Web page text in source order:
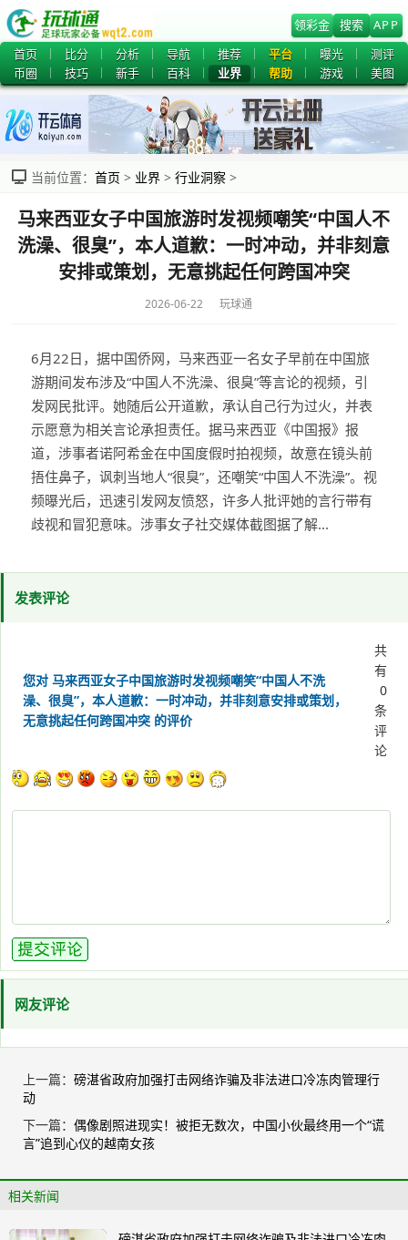
领彩金 搜索
APP
首页
比分 分析 导航 推荐 平台 曝光
测评
币圈
技巧 新手 百科 业界 帮助 游戏 美图
当前位置： 首页 > 业界 > 行业洞察 >
马来西亚女子中国旅游时发视频嘲笑“中国人不
洗澡、很臭”，本人道歉：一时冲动，并非刻意
安排或策划，无意挑起任何跨国冲突
2026-06-22 玩球通
6月22日，据中国侨网，马来西亚一名女子早前在中国旅
游期间发布涉及“中国人不洗澡、很臭”等言论的视频，引
发网民批评。她随后公开道歉，承认自己行为过火，并表
示愿意为相关言论承担责任。据马来西亚《中国报》报
道，涉事者诺阿希金在中国度假时拍视频，故意在镜头前
捂住鼻子，讽刺当地人“很臭”，还嘲笑“中国人不洗澡”。视
频曝光后，迅速引发网友愤怒，许多人批评她的言行带有
歧视和冒犯意味。涉事女子社交媒体截图据了解...
发表评论
您对 马来西亚女子中国旅游时发视频嘲笑“中国人不洗
澡、很臭”，本人道歉：一时冲动，并非刻意安排或策划，
无意挑起任何跨国冲突 的评价
共
有
0
条
评
论
网友评论
上一篇： 磅湛省政府加强打击网络诈骗及非法进口冷冻肉管理行
动
下一篇： 偶像剧照进现实！被拒无数次，中国小伙最终用一个“谎
言”追到心仪的越南女孩
相关新闻